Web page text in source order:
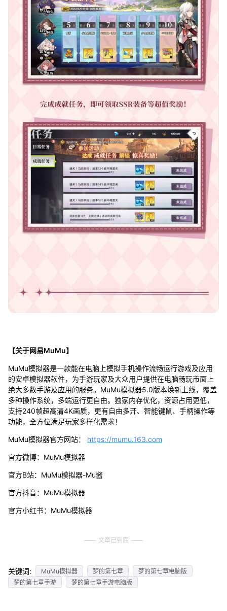
【关于网易MuMu】
MuMu模拟器是一款能在电脑上模拟手机操作流畅运行游戏及应用
的安卓模拟器软件，为手游玩家及大众用户提供在电脑畅玩市面上
绝大多数手游及应用的服务。MuMu模拟器5.0版本焕新上线，覆盖
多种操作系统，多端运行更自由。独家内存优化，资源占用更低，
支持240帧超高清4K画质，更有自由多开、智能键鼠、手柄操作等
功能，全方位满足玩家多样化需求！
MuMu模拟器官方网站： https://mumu.163.com
官方微博：MuMu模拟器
官方B站：MuMu模拟器-Mu酱
官方抖音：MuMu模拟器
官方小红书：MuMu模拟器
文章已到底
关键词: MuMu模拟器 梦的第七章
梦的第七章电脑版
梦的第七章手游
梦的第七章手游电脑版